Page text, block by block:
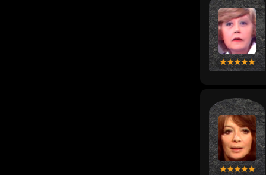
concerne leurs